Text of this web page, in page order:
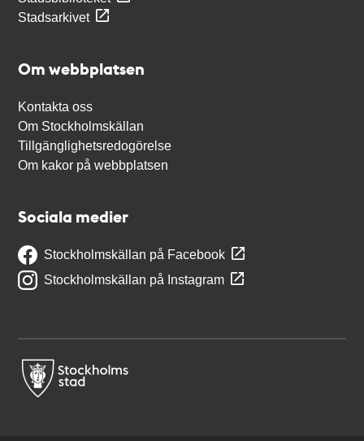
Stadsarkivet
Om webbplatsen
Kontakta oss
Om Stockholmskällan
Tillgänglighetsredogörelse
Om kakor på webbplatsen
Sociala medier
Stockholmskällan på Facebook
Stockholmskällan på Instagram